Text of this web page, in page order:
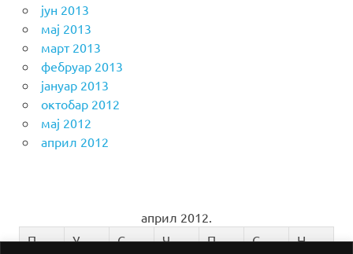
јун 2013
мај 2013
март 2013
фебруар 2013
јануар 2013
октобар 2012
мај 2012
април 2012
април 2012.
П
У С Ч П С
Н